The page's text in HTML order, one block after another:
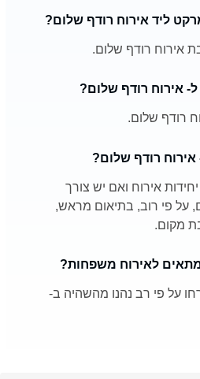
ליד אירוח רודף שלום?
אירוח רודף שלום.
אירוח רודף שלום?
רודף שלום.
אירוח רודף שלום?
ב- אירוח רודף שלום יש 2 יחידות אירוח ואם יש צורך
על פי רוב, בתיאום מראש,
מקום.
לאירוח משפחות?
על פי רב נהנו מהשהיה ב-